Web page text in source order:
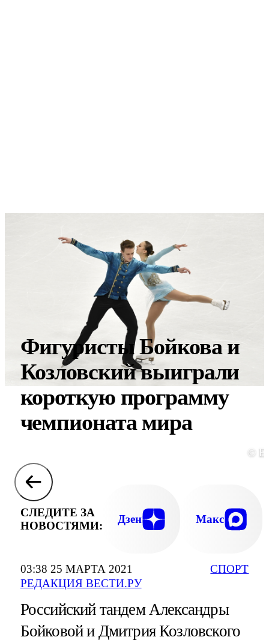
03:38 25 МАРТА 2021
РЕДАКЦИЯ ВЕСТИ.РУ
СПОРТ
Фигуристы Бойкова и
Козловский выиграли
короткую программу
чемпионата мира
©
СЛЕДИТЕ ЗА
НОВОСТЯМИ:
Дзен Макс
Российский тандем Александры
Бойковой и Дмитрия Козловского